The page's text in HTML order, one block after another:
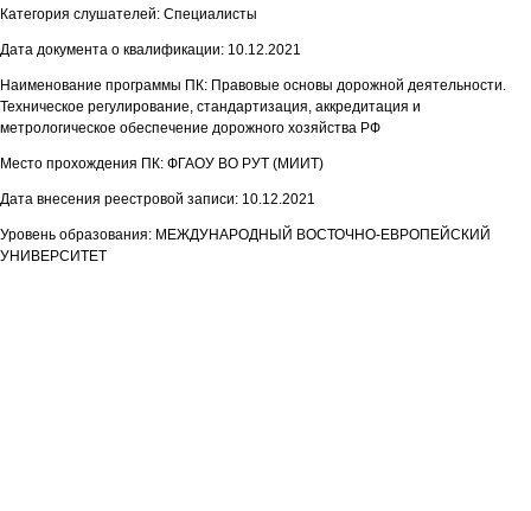
Категория слушателей: Специалисты
Дата документа о квалификации: 10.12.2021
Наименование программы ПК: Правовые основы дорожной деятельности.
Техническое регулирование, стандартизация, аккредитация и
метрологическое обеспечение дорожного хозяйства РФ
Место прохождения ПК: ФГАОУ ВО РУТ (МИИТ)
Дата внесения реестровой записи: 10.12.2021
Уровень образования: МЕЖДУНАРОДНЫЙ ВОСТОЧНО-ЕВРОПЕЙСКИЙ
УНИВЕРСИТЕТ